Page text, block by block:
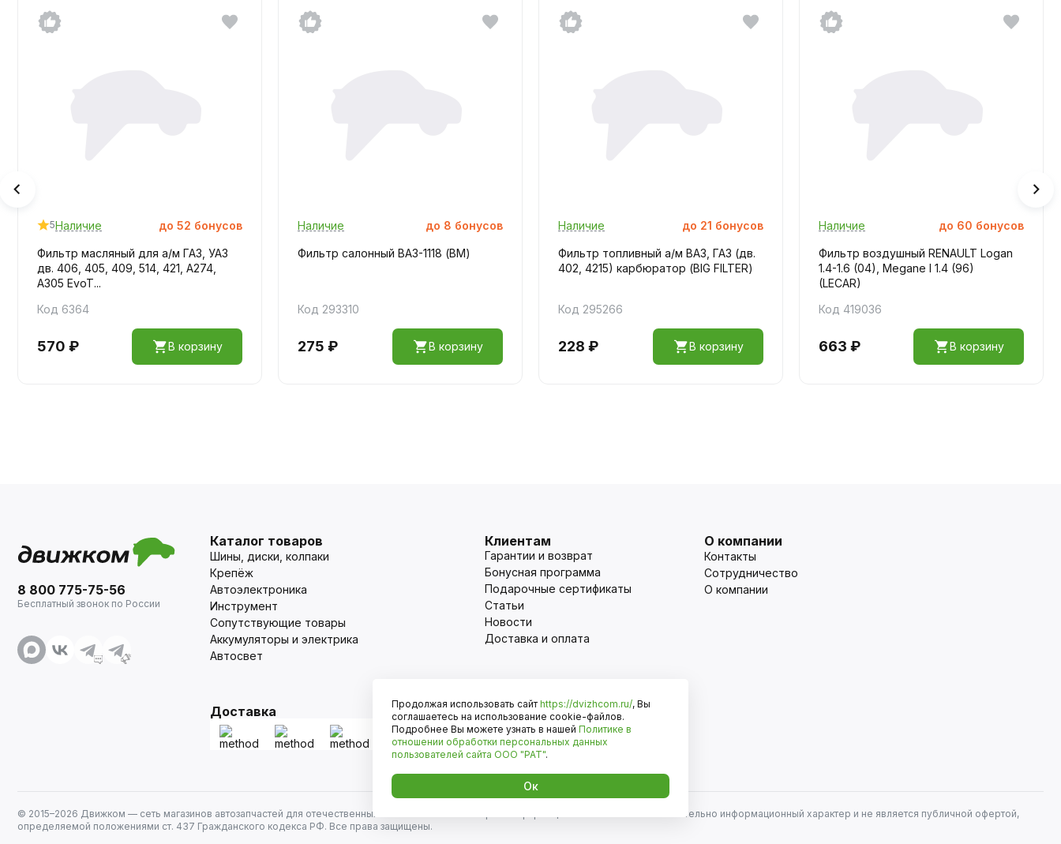
5Наличие до 52 бонусов
Фильтр масляный для а/м ГАЗ, УАЗ
дв. 406, 405, 409, 514, 421, A274,
A305 EvoT...
Код 6364
570 ₽ В корзину
Наличие до 8 бонусов
Фильтр салонный ВАЗ-1118 (BM)
Код 293310
275 ₽ В корзину
Наличие до 21 бонусов
Фильтр топливный а/м ВАЗ, ГАЗ (дв.
402, 4215) карбюратор (BIG FILTER)
Код 295266
228 ₽ В корзину
Наличие до 60 бонусов
Фильтр воздушный RENAULT Logan
1.4-1.6 (04), Megane I 1.4 (96)
(LECAR)
Код 419036
663 ₽ В корзину
8 800 775-75-56
Бесплатный звонок по России
Каталог товаров
Шины, диски, колпаки
Крепёж
Автоэлектроника
Инструмент
Сопутствующие товары
Аккумуляторы и электрика
Автосвет
Клиентам
Гарантии и возврат
Бонусная программа
Подарочные сертификаты
Статьи
Новости
Доставка и оплата
О компании
Контакты
Сотрудничество
О компании
Доставка Оплата
© 2015–2026 Движком — сеть магазинов автозапчастей для отечественных автомобилей и иномарок. Информация на сайте носит исключительно информационный характер и не является публичной офертой,
определяемой положениями ст. 437 Гражданского кодекса РФ. Все права защищены.
Продолжая использовать сайт https://dvizhcom.ru/, Вы
соглашаетесь на использование cookie-файлов.
Подробнее Вы можете узнать в нашей Политике в
отношении обработки персональных данных
пользователей сайта ООО "РАТ".
Ок